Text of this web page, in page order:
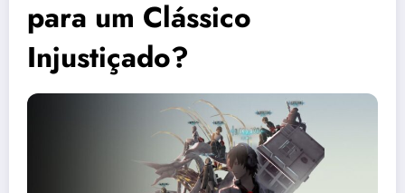
para um Clássico
Injustiçado?